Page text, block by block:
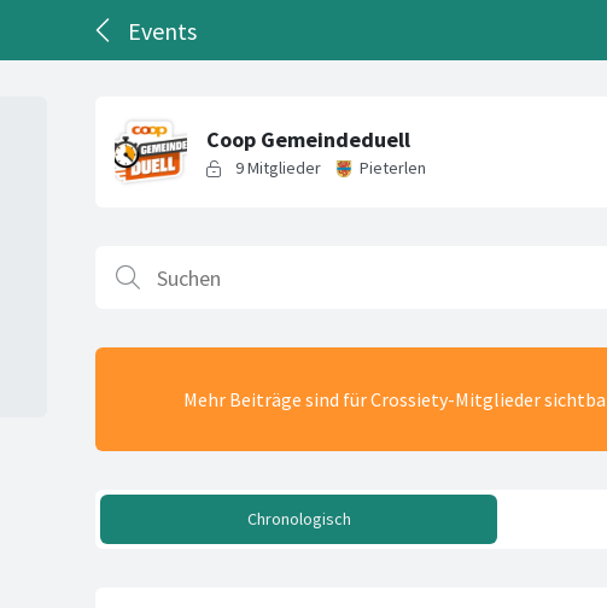
Events
Mehr Beiträge sind für Crossiety-Mitglieder
Chronologisch